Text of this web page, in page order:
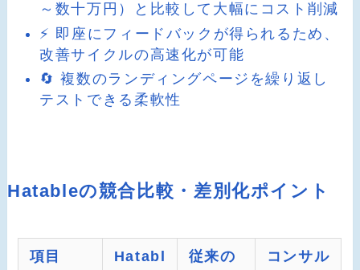
～数十万円）と比較して大幅にコスト削減
⚡ 即座にフィードバックが得られるため、
改善サイクルの高速化が可能
🔄 複数のランディングページを繰り返し
テストできる柔軟性
Hatableの競合比較・差別化ポイント
項目
Hatabl
従来の
コンサル